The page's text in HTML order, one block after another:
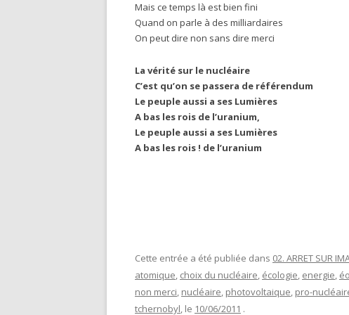
Mais ce temps là est bien fini
Quand on parle à des milliardaires
On peut dire non sans dire merci
La vérité sur le nucléaire
C’est qu’on se passera de référendum
Le peuple aussi a ses Lumières
A bas les rois de l’uranium,
Le peuple aussi a ses Lumières
A bas les rois ! de l’uranium
Cette entrée a été publiée dans 02. ARRET SUR
atomique, choix du nucléaire, écologie, energie,
non merci, nucléaire, photovoltaique, pro-
tchernobyl, le 10/06/2011 .